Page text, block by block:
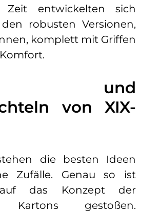
entwickelten sich
robusten Versionen,
komplett mit Griffen
und
von XIX-
die besten Ideen
Zufälle. Genau so ist
das Konzept der
Kartons gestoßen.